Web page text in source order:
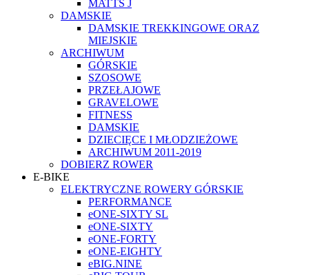
MATTS J
DAMSKIE
DAMSKIE TREKKINGOWE ORAZ
MIEJSKIE
ARCHIWUM
GÓRSKIE
SZOSOWE
PRZEŁAJOWE
GRAVELOWE
FITNESS
DAMSKIE
DZIECIĘCE I MŁODZIEŻOWE
ARCHIWUM 2011-2019
DOBIERZ ROWER
E-BIKE
ELEKTRYCZNE ROWERY GÓRSKIE
PERFORMANCE
eONE-SIXTY SL
eONE-SIXTY
eONE-FORTY
eONE-EIGHTY
eBIG.NINE